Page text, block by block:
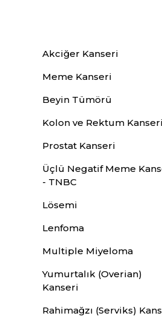
Akciğer Kanseri
Meme Kanseri
Beyin Tümörü
Kolon ve Rektum Kanseri
Prostat Kanseri
Üçlü Negatif Meme
- TNBC
Lösemi
Lenfoma
Multiple Miyeloma
Yumurtalık (Overian)
Kanseri
Rahimağzı (Serviks)